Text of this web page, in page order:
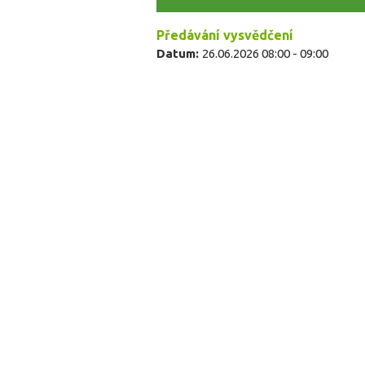
Předávání vysvědčení
Datum: 26.06.2026 08:00 - 09:00